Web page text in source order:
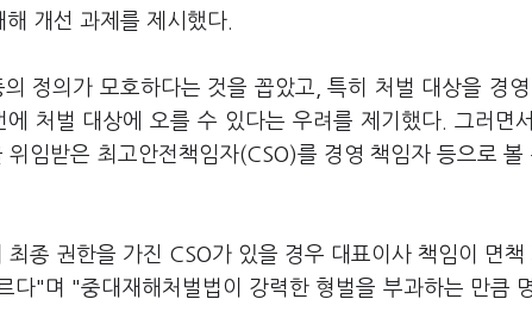
개선 과제를 제시했다.
정의가 모호하다는 것을 꼽았고, 특히 처벌 대상을 경
처벌 대상에 오를 수 있다는 우려를 제기했다. 그러면
임받은 최고안전책임자(CSO)를 경영 책임자 등으로 볼
종 권한을 가진 CSO가 있을 경우 대표이사 책임이 면책
다"며 "중대재해처벌법이 강력한 형벌을 부과하는 만큼